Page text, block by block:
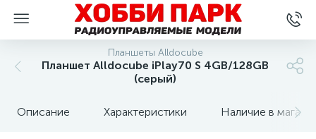
Планшеты Alldocube
Планшет Alldocube iPlay70 S 4GB/128GB
(серый)
Описание Характеристики Наличие в